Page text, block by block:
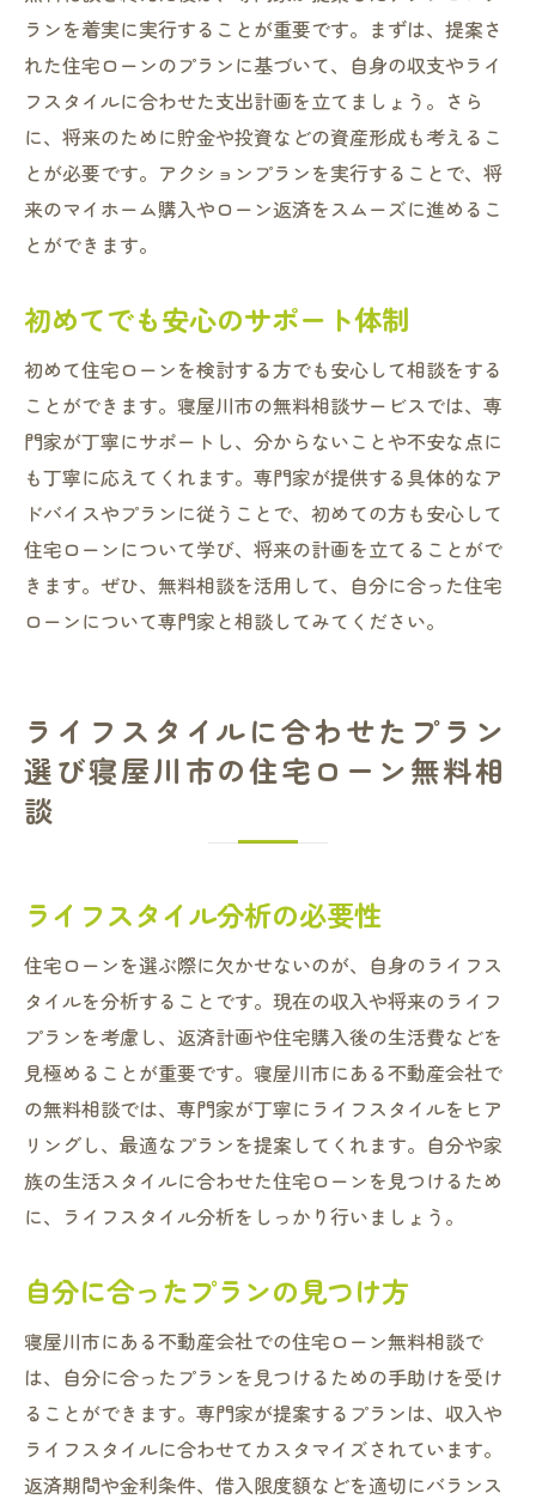
ランを着実に実行することが重要です。まずは、提案さ
れた住宅ローンのプランに基づいて、自身の収支やライ
フスタイルに合わせた支出計画を立てましょう。さら
に、将来のために貯金や投資などの資産形成も考えるこ
とが必要です。アクションプランを実行することで、将
来のマイホーム購入やローン返済をスムーズに進めるこ
とができます。
初めてでも安心のサポート体制
初めて住宅ローンを検討する方でも安心して相談をする
ことができます。寝屋川市の無料相談サービスでは、専
門家が丁寧にサポートし、分からないことや不安な点に
も丁寧に応えてくれます。専門家が提供する具体的なア
ドバイスやプランに従うことで、初めての方も安心して
住宅ローンについて学び、将来の計画を立てることがで
きます。ぜひ、無料相談を活用して、自分に合った住宅
ローンについて専門家と相談してみてください。
ライフスタイルに合わせたプラン
選び寝屋川市の住宅ローン無料相
談
ライフスタイル分析の必要性
住宅ローンを選ぶ際に欠かせないのが、自身のライフス
タイルを分析することです。現在の収入や将来のライフ
プランを考慮し、返済計画や住宅購入後の生活費などを
見極めることが重要です。寝屋川市にある不動産会社で
の無料相談では、専門家が丁寧にライフスタイルをヒア
リングし、最適なプランを提案してくれます。自分や家
族の生活スタイルに合わせた住宅ローンを見つけるため
に、ライフスタイル分析をしっかり行いましょう。
自分に合ったプランの見つけ方
寝屋川市にある不動産会社での住宅ローン無料相談で
は、自分に合ったプランを見つけるための手助けを受け
ることができます。専門家が提案するプランは、収入や
ライフスタイルに合わせてカスタマイズされています。
返済期間や金利条件、借入限度額などを適切にバランス